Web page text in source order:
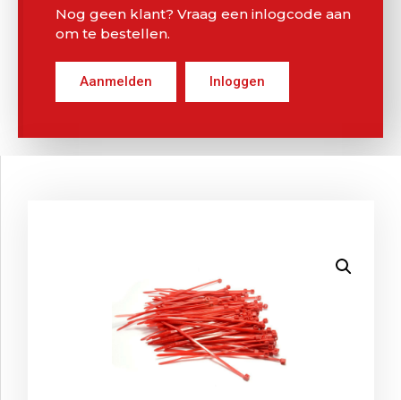
Nog geen klant? Vraag een inlogcode aan
om te bestellen.
Aanmelden Inloggen